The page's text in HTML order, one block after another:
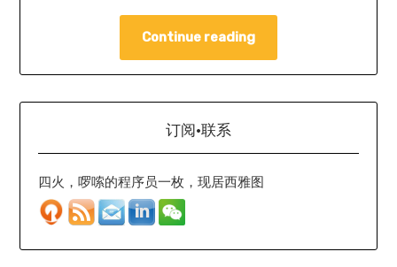
Continue reading
订阅·联系
四火，啰嗦的程序员一枚，现居西雅图